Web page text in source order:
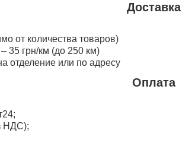
Доставка
от количества товаров)
35 грн/км (до 250 км)
отделение или по адресу
Оплата
НДС);